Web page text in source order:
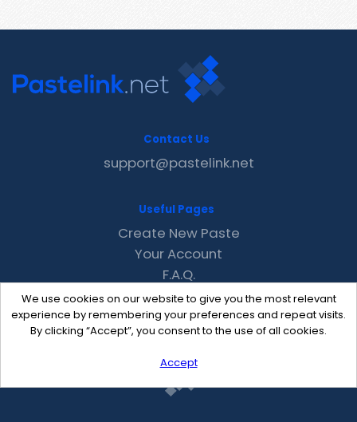
We use cookies on our website to give you the most relevant
experience by remembering your preferences and repeat visits.
By clicking “Accept”, you consent to the use of all cookies.
Accept
Contact Us
support@pastelink.net
Useful Pages
Create New Paste
Your Account
F.A.Q.
Recent
Contact